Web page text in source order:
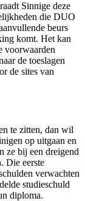
Sinnige deze
die DUO
beurs
komt. Het kan
voorwaarden
de toeslagen
de sites van
te zitten, dan wil
op uitgaan en
bij een dreigend
Die eerste
verwachten
studieschuld
diploma.